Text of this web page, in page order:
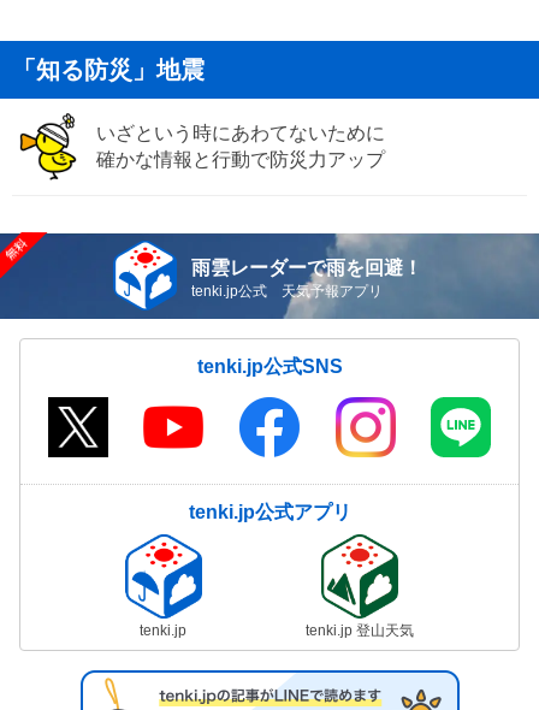
「知る防災」地震
いざという時にあわてないために
確かな情報と行動で防災力アップ
雨雲レーダーで雨を回避！
tenki.jp公式 天気予報アプリ
tenki.jp公式SNS
tenki.jp公式アプリ
tenki.jp tenki.jp 登山天気